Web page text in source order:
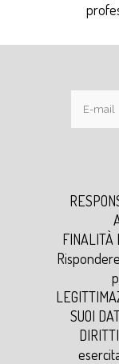
FINALITÀ
SUOI